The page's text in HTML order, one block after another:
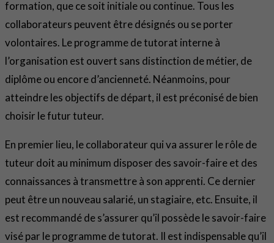
formation, que ce soit initiale ou continue. Tous les
collaborateurs peuvent être désignés ou se porter
volontaires. Le programme de tutorat interne à
l’organisation est ouvert sans distinction de métier, de
diplôme ou encore d’ancienneté. Néanmoins, pour
atteindre les objectifs de départ, il est préconisé de bien
choisir le futur tuteur.
En premier lieu, le collaborateur qui va assurer le rôle de
tuteur doit au minimum disposer des savoir-faire et des
connaissances à transmettre à son apprenti. Ce dernier
peut être un nouveau salarié, un stagiaire, etc. Ensuite, il
est recommandé de s’assurer qu’il possède le savoir-faire
visé par le programme de tutorat. Il est indispensable qu’il